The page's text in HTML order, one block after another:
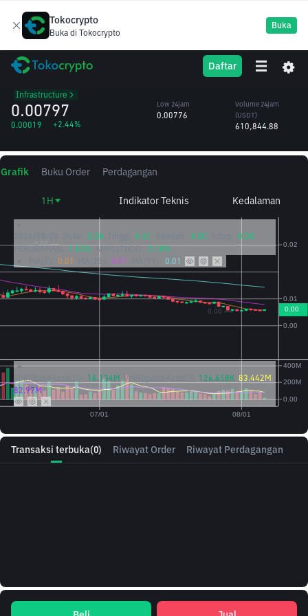
Tokocrypto
Buka di Tokocrypto
Buka
Daftar
ZK zkSync
Infrastructure
0.00797
0.00019 +2.44%
Low 24jam
0.00776
Volume 24jam
(ZK)
Volume 24jam
(USDT)
610,844.88
Transaksi terbuka(0) Riwayat Order Riwayat Perdagangan
Grafik Buku Order Perdagangan
1H Indikator Teknis Kedalaman
0.00 0.01 0.00
0.00
PERUBAHAN: 1.53% AMPLITUDO: 3.18%
0.01 MA(25): 0.01 0.01
Vol({{baseAsset}}): 16.134M Vol({{quoteAsset}}) 126.658K 83.442M
82.97M